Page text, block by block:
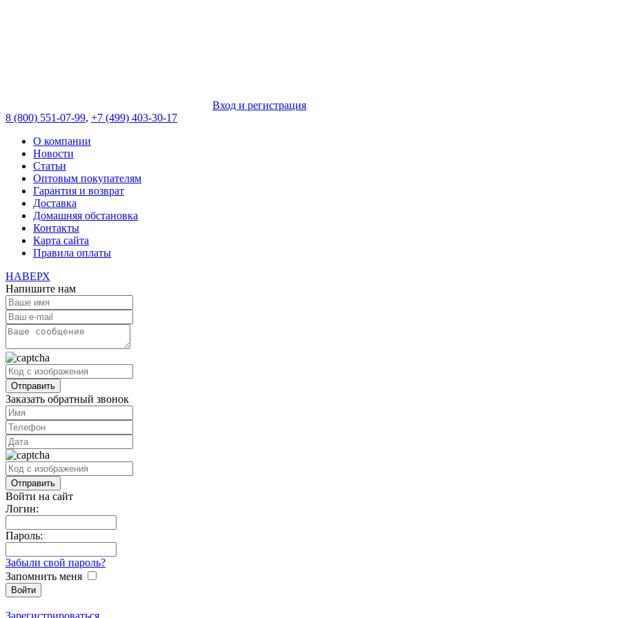
Вход и регистрация
8 (800) 551-07-99, +7 (499) 403-30-17
О компании
Новости
Статьи
Оптовым покупателям
Гарантия и возврат
Доставка
Домашняя обстановка
Контакты
Карта сайта
Правила оплаты
НАВЕРХ
Напишите нам
Заказать обратный звонок
Войти на сайт
Логин:
Пароль:
Забыли свой пароль?
Запомнить меня
Зарегистрироваться